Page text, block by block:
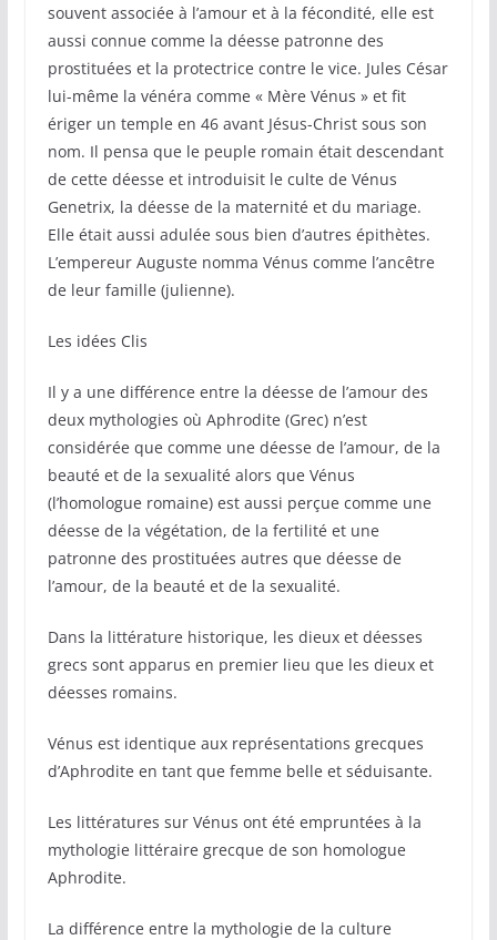
souvent associée à l’amour et à la fécondité, elle est
aussi connue comme la déesse patronne des
prostituées et la protectrice contre le vice. Jules César
lui-même la vénéra comme « Mère Vénus » et fit
ériger un temple en 46 avant Jésus-Christ sous son
nom. Il pensa que le peuple romain était descendant
de cette déesse et introduisit le culte de Vénus
Genetrix, la déesse de la maternité et du mariage.
Elle était aussi adulée sous bien d’autres épithètes.
L’empereur Auguste nomma Vénus comme l’ancêtre
de leur famille (julienne).
Les idées Clis
Il y a une différence entre la déesse de l’amour des
deux mythologies où Aphrodite (Grec) n’est
considérée que comme une déesse de l’amour, de la
beauté et de la sexualité alors que Vénus
(l’homologue romaine) est aussi perçue comme une
déesse de la végétation, de la fertilité et une
patronne des prostituées autres que déesse de
l’amour, de la beauté et de la sexualité.
Dans la littérature historique, les dieux et déesses
grecs sont apparus en premier lieu que les dieux et
déesses romains.
Vénus est identique aux représentations grecques
d’Aphrodite en tant que femme belle et séduisante.
Les littératures sur Vénus ont été empruntées à la
mythologie littéraire grecque de son homologue
Aphrodite.
La différence entre la mythologie de la culture